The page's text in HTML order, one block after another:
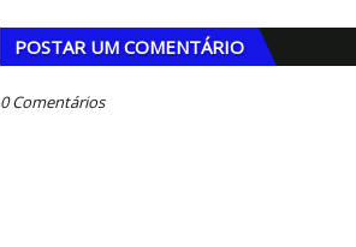
POSTAR UM COMENTÁRIO
0 Comentários
todos os corações do
mundo
July 11, 2026